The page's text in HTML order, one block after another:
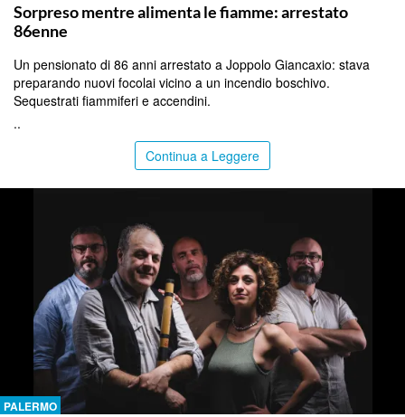
Sorpreso mentre alimenta le fiamme: arrestato
86enne
Un pensionato di 86 anni arrestato a Joppolo Giancaxio: stava
preparando nuovi focolai vicino a un incendio boschivo.
Sequestrati fiammiferi e accendini.
..
Continua a Leggere
PALERMO